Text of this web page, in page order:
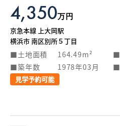
4,350万円
京急本線 上大岡駅
横浜市 南区別所５丁目
土地面積 164.49m²
築年数
1978年03月
見学予約可能